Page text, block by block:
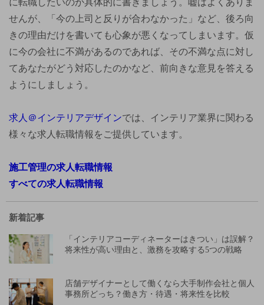
せんが、「今の上司と反りが合わなかった」など、後ろ向
きの理由だけを書いても心象が悪くなってしまいます。仮
に今の会社に不満があるのであれば、その不満な点に対し
てあなたがどう対応したのかなど、前向きな意見を答える
ようにしましょう。
求人＠インテリアデザインでは、インテリア業界に関わる
様々な求人転職情報をご提供しています。
施工管理の求人転職情報
すべての求人転職情報
新着記事
「インテリアコーディネーターはきつい」は誤解？
将来性が高い理由と、激務を攻略する5つの戦略
店舗デザイナーとして働くなら大手制作会社と個人
事務所どっち？働き方・待遇・将来性を比較